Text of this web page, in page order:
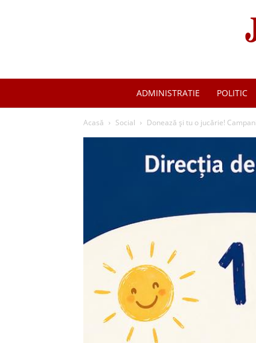
ADMINISTRATIE POLITIC
Acasă Social Donează și tu o jucărie!